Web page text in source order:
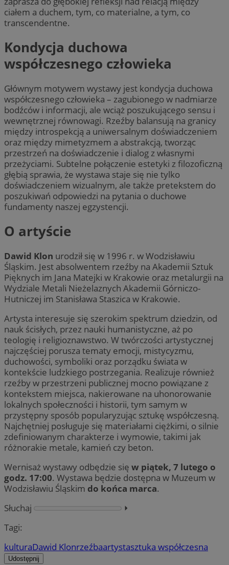
ciałem a duchem, tym, co materialne, a tym, co
transcendentne.
Kondycja duchowa
współczesnego człowieka
Głównym motywem wystawy jest kondycja duchowa
współczesnego człowieka – zagubionego w nadmiarze
bodźców i informacji, ale wciąż poszukującego sensu i
wewnętrznej równowagi. Rzeźby balansują na granicy
między introspekcją a uniwersalnym doświadczeniem
oraz między mimetyzmem a abstrakcją, tworząc
przestrzeń na doświadczenie i dialog z własnymi
przeżyciami. Subtelne połączenie estetyki z filozoficzną
głębią sprawia, że wystawa staje się nie tylko
doświadczeniem wizualnym, ale także pretekstem do
poszukiwań odpowiedzi na pytania o duchowe
fundamenty naszej egzystencji.
O artyście
Dawid Klon urodził się w 1996 r. w Wodzisławiu
Śląskim. Jest absolwentem rzeźby na Akademii Sztuk
Pięknych im Jana Matejki w Krakowie oraz metalurgii na
Wydziale Metali Nieżelaznych Akademii Górniczo-
Hutniczej im Stanisława Staszica w Krakowie.
Artysta interesuje się szerokim spektrum dziedzin, od
nauk ścisłych, przez nauki humanistyczne, aż po
teologię i religioznawstwo. W twórczości artystycznej
najczęściej porusza tematy emocji, mistycyzmu,
duchowości, symboliki oraz porządku świata w
kontekście ludzkiego postrzegania. Realizuje również
rzeźby w przestrzeni publicznej mocno powiązane z
kontekstem miejsca, nakierowane na uhonorowanie
lokalnych społeczności i historii, tym samym w
przystępny sposób popularyzując sztukę współczesną.
Najchętniej posługuje się materiałami ciężkimi, o silnie
zdefiniowanym charakterze i wymowie, takimi jak
różnorakie metale, kamień czy beton.
Wernisaż wystawy odbędzie się w piątek, 7 lutego o
godz. 17:00. Wystawa będzie dostępna w Muzeum w
Wodzisławiu Śląskim do końca marca.
Słuchaj
⏵︎
Tagi:
kulturaDawid Klonrzeźbaartystasztuka współczesna
Udostępnij